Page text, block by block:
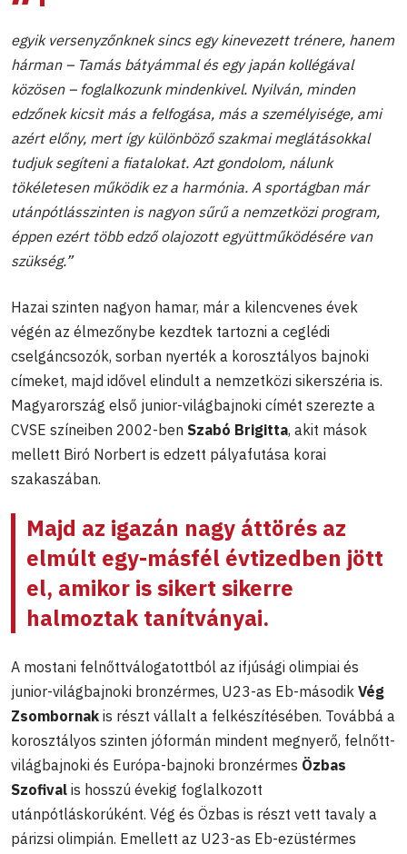
egyik versenyzőnknek sincs egy kinevezett trénere, hanem
hárman – Tamás bátyámmal és egy japán kollégával
közösen – foglalkozunk mindenkivel. Nyilván, minden
edzőnek kicsit más a felfogása, más a személyisége, ami
azért előny, mert így különböző szakmai meglátásokkal
tudjuk segíteni a fiatalokat. Azt gondolom, nálunk
tökéletesen működik ez a harmónia. A sportágban már
utánpótlásszinten is nagyon sűrű a nemzetközi program,
éppen ezért több edző olajozott együttműködésére van
szükség.”
Hazai szinten nagyon hamar, már a kilencvenes évek
végén az élmezőnybe kezdtek tartozni a ceglédi
cselgáncsozók, sorban nyerték a korosztályos bajnoki
címeket, majd idővel elindult a nemzetközi sikerszéria is.
Magyarország első junior-világbajnoki címét szerezte a
CVSE színeiben 2002-ben Szabó Brigitta, akit mások
mellett Biró Norbert is edzett pályafutása korai
szakaszában.
Majd az igazán nagy áttörés az
elmúlt egy-másfél évtizedben jött
el, amikor is sikert sikerre
halmoztak tanítványai.
A mostani felnőttválogatottból az ifjúsági olimpiai és
junior-világbajnoki bronzérmes, U23-as Eb-második Vég
Zsombornak is részt vállalt a felkészítésében. Továbbá a
korosztályos szinten jóformán mindent megnyerő, felnőtt-
világbajnoki és Európa-bajnoki bronzérmes Özbas
Szofival is hosszú évekig foglalkozott
utánpótláskorúként. Vég és Özbas is részt vett tavaly a
párizsi olimpián. Emellett az U23-as Eb-ezüstérmes